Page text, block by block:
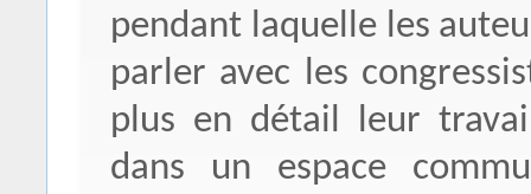
pendant laquelle les
parler avec les
plus en détail leur
dans un espace